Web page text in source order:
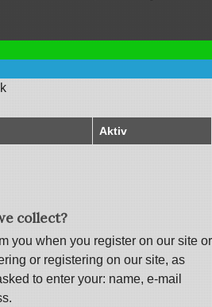
Aktiv
collect?
you when you register on our site or
or registering on our site, as
to enter your: name, e-mail